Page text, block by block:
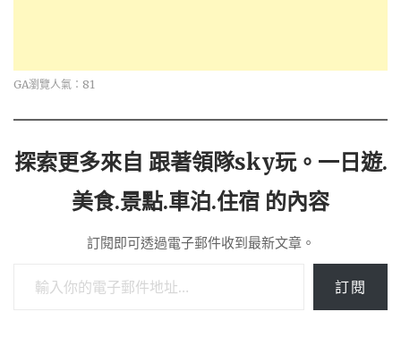
GA瀏覽人氣：81
探索更多來自 跟著領隊sky玩。一日遊.
美食.景點.車泊.住宿 的內容
訂閱即可透過電子郵件收到最新文章。
訂閱